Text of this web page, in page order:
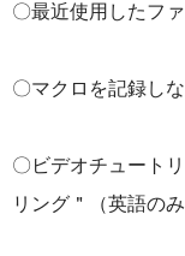
〇最近使用したフ
〇マクロを記録し
〇ビデオチュート
リング＂（英語の